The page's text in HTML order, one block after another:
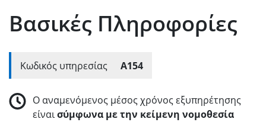
Βασικές Πληροφορίες
Κωδικός υπηρεσίας A154
Ο αναμενόμενος μέσος χρόνος εξυπηρέτησης
είναισύμφωνα με την κείμενη νομοθεσία